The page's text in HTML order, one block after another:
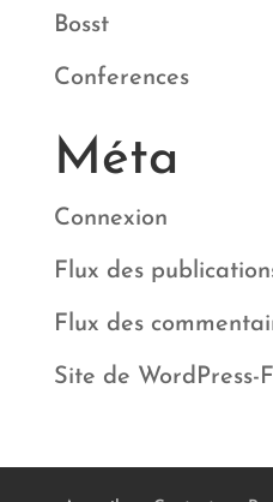
Bosst
Conferences
Méta
Connexion
Flux des
Flux des
Site de WordPress-